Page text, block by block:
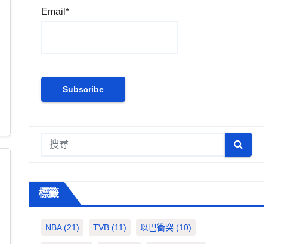
Email*
標籤
NBA(21) TVB (11) 以巴衝突 (10)